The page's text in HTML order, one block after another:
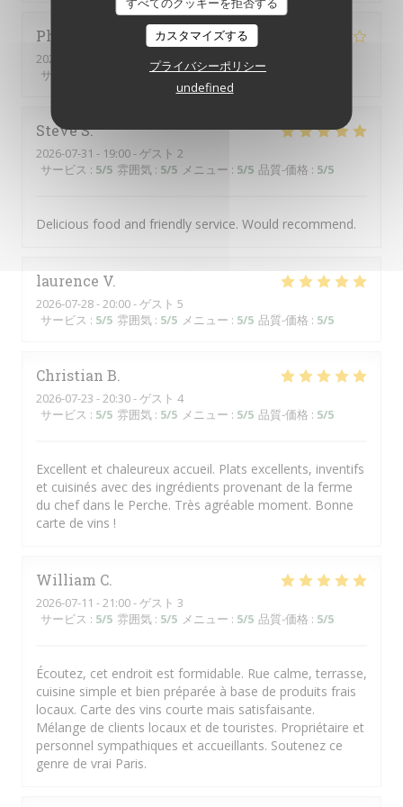
カスタマイズする
プライバシーポリシー
undefined
Philippe
2026-07-31
- 20:30 - ゲスト 3
サービス
雰囲気:5/5 メニュー:4/5 品質-価格
SteveS
2026-07-31 - 19:00 - ゲスト 2
サービス : 5/5 雰囲気 : 5/5 メニュー : 5/5 品質-価格 : 5/5
Delicious food and friendly service. Would recommend.
laurence V
2026-07-28- 20:00 - ゲスト 5
サービス : 5/5 雰囲気 : 5/5 メニュー : 5/5 品質-価格 : 5/5
Christian B
2026-07-23 - 20:30 - ゲスト 4
サービス : 5/5 雰囲気 : 5/5 メニュー : 5/5 品質-価格 : 5/5
Excellent et chaleureux accueil. Plats excellents, inventifs
et cuisinés avec des ingrédients provenant de la ferme
du chef dans le Perche. Très agréable moment. Bonne
carte de vins !
William C
2026-07-11 - 21:00 - ゲスト 3
サービス : 5/5 雰囲気 : 5/5 メニュー : 5/5 品質-価格 : 5/5
Écoutez, cet endroit est formidable. Rue calme, terrasse,
cuisine simple et bien préparée à base de produits frais
locaux. Carte des vins courte mais satisfaisante.
Mélange de clients locaux et de touristes. Propriétaire et
personnel sympathiques et accueillants. Soutenez ce
genre de vrai Paris.